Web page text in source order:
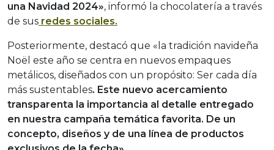
una Navidad 2024», informó la chocolatería a través
de sus redes sociales.
Posteriormente, destacó que «la tradición navideña
Noël este año se centra en nuevos empaques
metálicos, diseñados con un propósito: Ser cada día
más sustentables. Este nuevo acercamiento
transparenta la importancia al detalle entregado
en nuestra campaña temática favorita. De un
concepto, diseños y de una línea de productos